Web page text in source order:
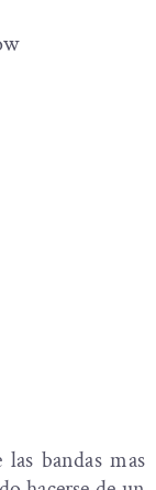
bandas mas